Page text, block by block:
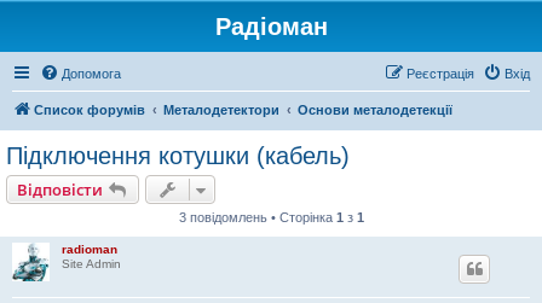
Радіоман
Допомога Вхід
Реєстрація
Список форумів Металодетектори Основи металодетекції
Підключення котушки (кабель)
Відповісти
3 повідомлень • Сторінка 1 з 1
radioman
Site Admin